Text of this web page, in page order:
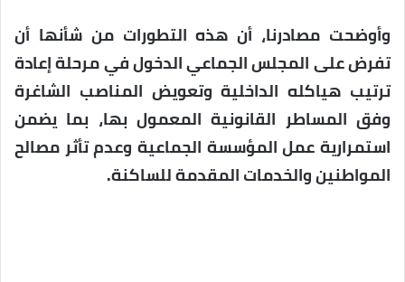
وأوضحت مصادرنا، أن هذه التطورات من شأنها أن
تفرض على المجلس الجماعي الدخول في مرحلة إعادة
ترتيب هياكله الداخلية وتعويض المناصب الشاغرة
وفق المساطر القانونية المعمول بها، بما يضمن
استمرارية عمل المؤسسة الجماعية وعدم تأثر مصالح
المواطنين والخدمات المقدمة للساكنة.